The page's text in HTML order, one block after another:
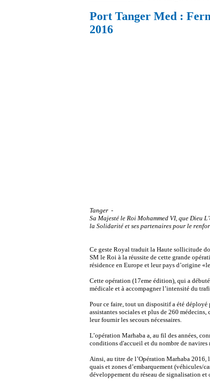
Port Tanger Med :
2016
Tanger -
Sa Majesté le Roi Mohammed VI, que Dieu
la Solidarité et ses partenaires pour le
Ce geste Royal traduit la Haute sollicitude
SM le Roi à la réussite de cette grande
résidence en Europe et leur pays d’origine
Cette opération (17eme édition), qui a
médicale et à accompagner l’intensité du
Pour ce faire, tout un dispositif a été déployé
assistantes sociales et plus de 260
leur fournir les secours nécessaires.
L’opération Marhaba a, au fil des années,
conditions d'accueil et du nombre de navires
Ainsi, au titre de l’Opération Marhaba 2016,
quais et zones d’embarquement (véhicules/
développement du réseau de signalisation et